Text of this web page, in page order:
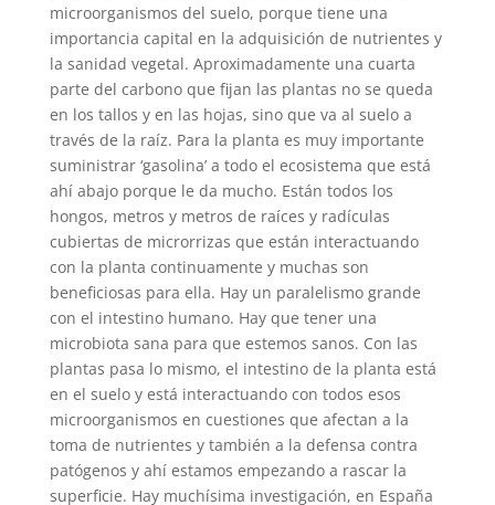
microorganismos del suelo, porque tiene una
importancia capital en la adquisición de nutrientes y
la sanidad vegetal. Aproximadamente una cuarta
parte del carbono que fijan las plantas no se queda
en los tallos y en las hojas, sino que va al suelo a
través de la raíz. Para la planta es muy importante
suministrar ‘gasolina’ a todo el ecosistema que está
ahí abajo porque le da mucho. Están todos los
hongos, metros y metros de raíces y radículas
cubiertas de microrrizas que están interactuando
con la planta continuamente y muchas son
beneficiosas para ella. Hay un paralelismo grande
con el intestino humano. Hay que tener una
microbiota sana para que estemos sanos. Con las
plantas pasa lo mismo, el intestino de la planta está
en el suelo y está interactuando con todos esos
microorganismos en cuestiones que afectan a la
toma de nutrientes y también a la defensa contra
patógenos y ahí estamos empezando a rascar la
superficie. Hay muchísima investigación, en España